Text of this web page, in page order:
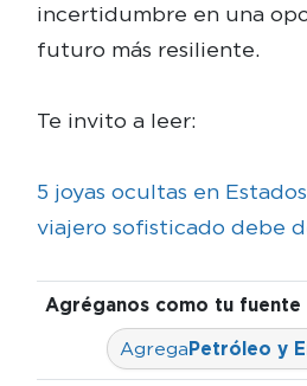
incertidumbre en una
futuro más resiliente.
Te invito a leer:
5 joyas ocultas en
viajero sofisticado debe
Agréganos como tu
Agrega Petróleo y